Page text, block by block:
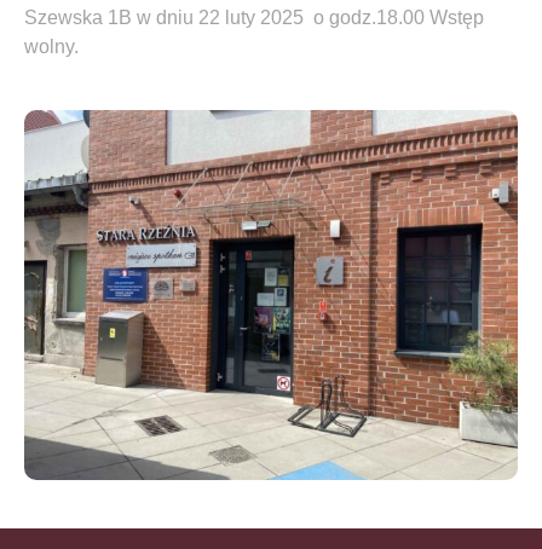
Szewska 1B w dniu 22 luty 2025 o godz.18.00 Wstęp
wolny.